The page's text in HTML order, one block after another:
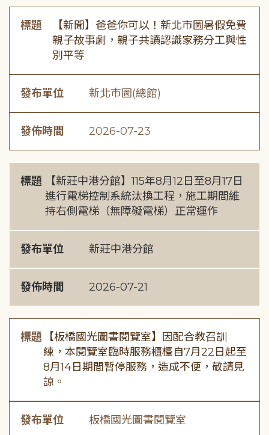
標題
【新聞】爸爸你可以！新北市圖暑假免費
親子故事劇，親子共讀認識家務分工與性
別平等
發布單位 新北市圖(總館)
發佈時間 2026-07-23
標題
【新莊中港分館】115年8月12日至8月17日
進行電梯控制系統汰換工程，施工期間維
持右側電梯（無障礙電梯）正常運作
發布單位 新莊中港分館
發佈時間 2026-07-21
標題
【板橋國光圖書閱覽室】因配合教召訓
練，本閱覽室臨時服務櫃檯自7月22日起至
8月14日期間暫停服務，造成不便，敬請見
諒。
發布單位 板橋國光圖書閱覽室